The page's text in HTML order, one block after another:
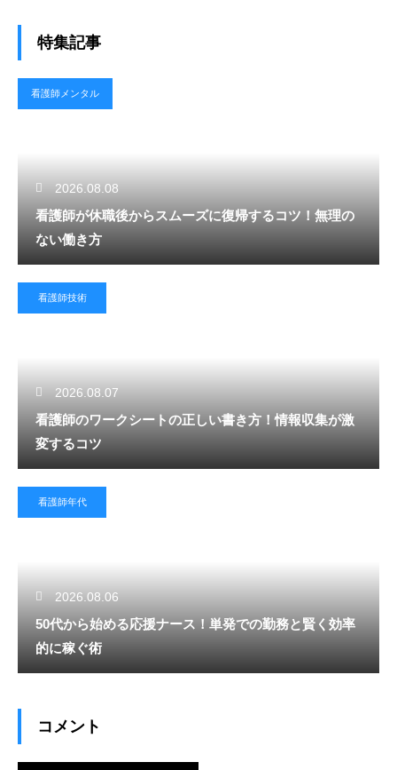
特集記事
看護師メンタル
2026.08.08
看護師が休職後からスムーズに復帰するコツ！無理の
ない働き方
看護師技術
2026.08.07
看護師のワークシートの正しい書き方！情報収集が激
変するコツ
看護師年代
2026.08.06
50代から始める応援ナース！単発での勤務と賢く効率
的に稼ぐ術
コメント